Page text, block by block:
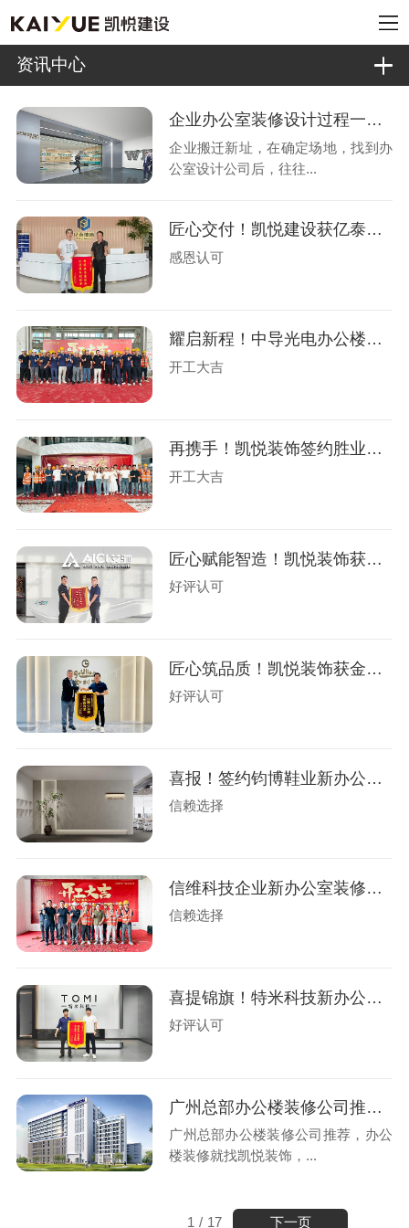
资讯中心
企业办公室装修设计过程一般有哪几个阶段?
企业搬迁新址，在确定场地，找到办
公室设计公司后，往往...
匠心交付！凯悦建设获亿泰玻璃锦旗认可
感恩认可
耀启新程！中导光电办公楼设计装修盛大开工
开工大吉
再携手！凯悦装饰签约胜业电气办公楼装修
开工大吉
匠心赋能智造！凯悦装饰获艾驰新材锦旗
好评认可
匠心筑品质！凯悦装饰获金利来荣誉锦旗！
好评认可
喜报！签约钧博鞋业新办公室设计装修
信赖选择
信维科技企业新办公室装修工程盛大开工
信赖选择
喜提锦旗！特米科技新办公楼装修圆满交付
好评认可
广州总部办公楼装修公司推荐，办公楼装修就找凯悦装饰
广州总部办公楼装修公司推荐，办公
楼装修就找凯悦装饰，...
1 / 17 下一页